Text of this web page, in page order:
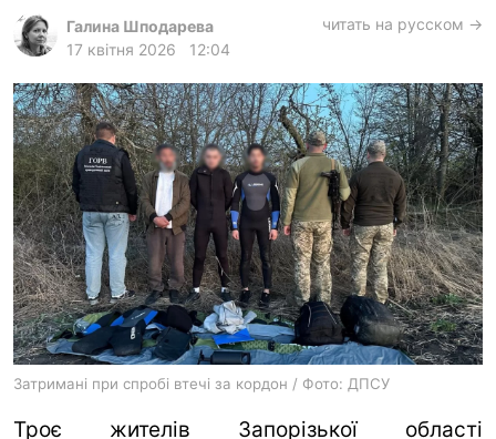
лонгріди
харків
архів
gambling
ua ru en
Галина Шподарева
17 квітня 2026
12:04
читать на русском →
Затримані при спробі втечі за кордон / Фото: ДПСУ
Троє жителів Запорізької області